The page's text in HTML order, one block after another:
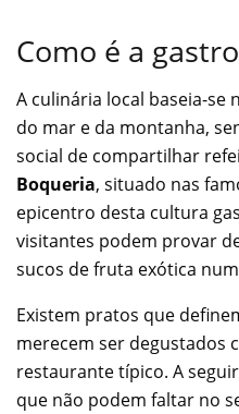
Como é a
A culinária local baseia-se
do mar e da montanha,
social de compartilhar
Boqueria, situado nas
epicentro desta cultura
visitantes podem provar
sucos de fruta exótica
Existem pratos que
merecem ser degustados
restaurante típico. A
que não podem faltar no